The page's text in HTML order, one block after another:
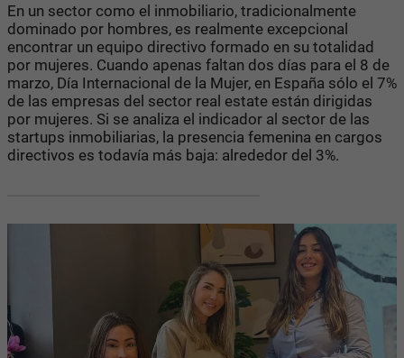
En un sector como el inmobiliario, tradicionalmente
dominado por hombres, es realmente excepcional
encontrar un equipo directivo formado en su totalidad
por mujeres. Cuando apenas faltan dos días para el 8 de
marzo, Día Internacional de la Mujer, en España sólo el 7%
de las empresas del sector real estate están dirigidas
por mujeres. Si se analiza el indicador al sector de las
startups inmobiliarias, la presencia femenina en cargos
directivos es todavía más baja: alrededor del 3%.